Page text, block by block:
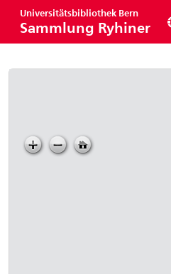
Universitätsbibliothek Bern
Sammlung Ryhiner